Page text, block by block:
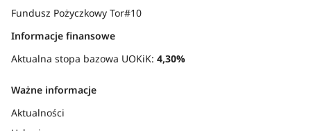
Fundusz Pożyczkowy Tor#10
Informacje finansowe
Aktualna stopa bazowa UOKiK: 4,30%
Ważne informacje
Aktualności